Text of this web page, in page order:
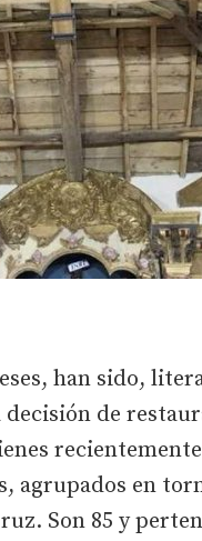
han sido,
de
agrupados en
Son 85 y